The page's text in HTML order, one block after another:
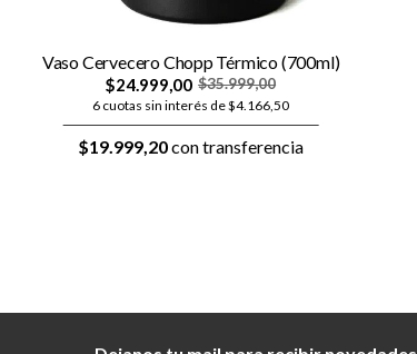
Vaso Cervecero Chopp Térmico (700ml)
$24.999,00 $35.999,00
6 cuotas sin interés de $4.166,50
$19.999,20con transferencia